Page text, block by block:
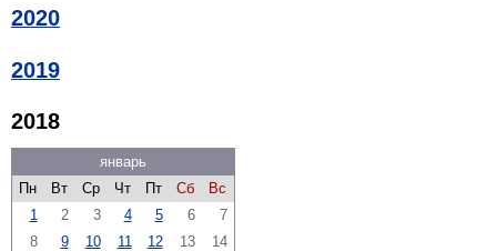
2020
2019
2018
январь
Пн
Вт Ср Чт Пт Сб
Вс
1
2 3 4 5 6
7
8
9 10 11 12 13
14